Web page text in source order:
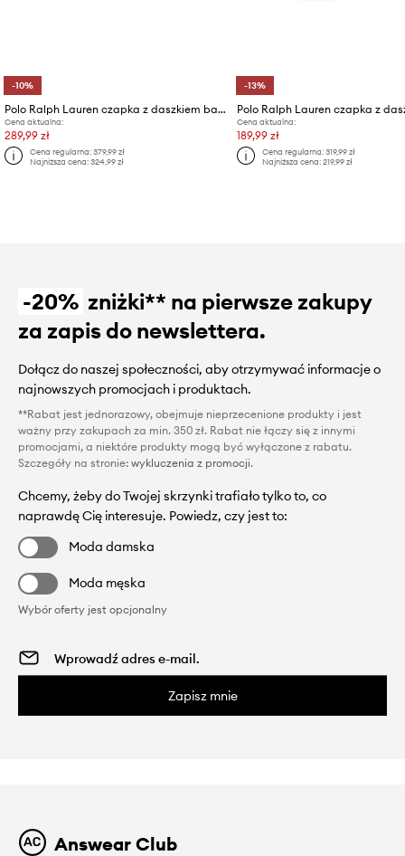
-10%
Polo Ralph Lauren czapka z daszkiem bawełniana
Cena aktualna:
289,99 zł
Cena regularna:379,99 zł
Najniższa cena:324,99 zł
-13%
Cena aktualna:
189,99 zł
Cena regularna:319,99 zł
Najniższa cena:219,99 zł
-20% zniżki** na pierwsze zakupy
za zapis do newslettera.
Dołącz do naszej społeczności, aby otrzymywać informacje o
najnowszych promocjach i produktach.
**Rabat jest jednorazowy, obejmuje nieprzecenione produkty i jest
ważny przy zakupach za min. 350 zł. Rabat nie łączy się z innymi
promocjami, a niektóre produkty mogą być wyłączone z rabatu.
Szczegóły na stronie: wykluczenia z promocji.
Chcemy, żeby do Twojej skrzynki trafiało tylko to, co
naprawdę Cię interesuje. Powiedz, czy jest to:
Moda damska
Moda męska
Wybór oferty jest opcjonalny
Zapisz mnie
Answear Club